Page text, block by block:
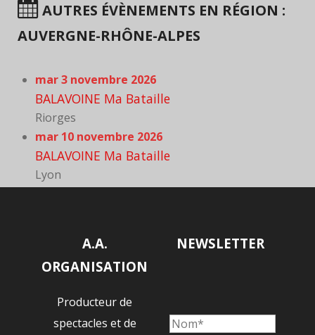
AUTRES ÉVÈNEMENTS EN RÉGION :
AUVERGNE-RHÔNE-ALPES
mar 3 novembre 2026
BALAVOINE Ma Bataille
Riorges
mar 10 novembre 2026
BALAVOINE Ma Bataille
Lyon
A.A.
ORGANISATION
Producteur de
spectacles et de
NEWSLETTER